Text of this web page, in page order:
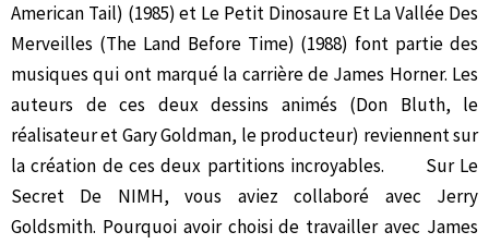
American Tail) (1985) et Le Petit Dinosaure Et La Vallée Des
Merveilles (The Land Before Time) (1988) font partie des
musiques qui ont marqué la carrière de James Horner. Les
auteurs de ces deux dessins animés (Don Bluth, le
réalisateur et Gary Goldman, le producteur) reviennent sur
la création de ces deux partitions incroyables. Sur Le
Secret De NIMH, vous aviez collaboré avec Jerry
Goldsmith. Pourquoi avoir choisi de travailler avec James